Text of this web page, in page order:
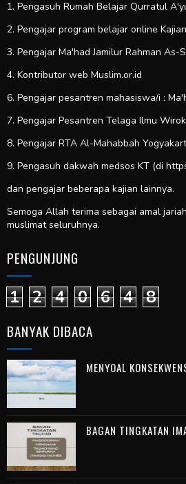
1. Pengasuh Rumah Belajar Qurratul
2. Pengajar program belajar online
3. Pengajar Ma'had Jamilur Rahman
4. Kontributor web Muslim.or.id
6. Pengajar pesantren mahasiswa/i :
7. Pengajar Pesantren Telaga Ilmu
8. Pengajar RTA Al-Mahabbah
9. Pengasuh dakwah medsos KT (di
dan pengajar beberapa kajian lainnya.
Semoga Allah terima sebagai amal
muslimat seluruhnya.
PENGUNJUNG
1 2 4 0 6 4 8
BANYAK DIBACA
MENYOAL
BAGAN TINGKATAN